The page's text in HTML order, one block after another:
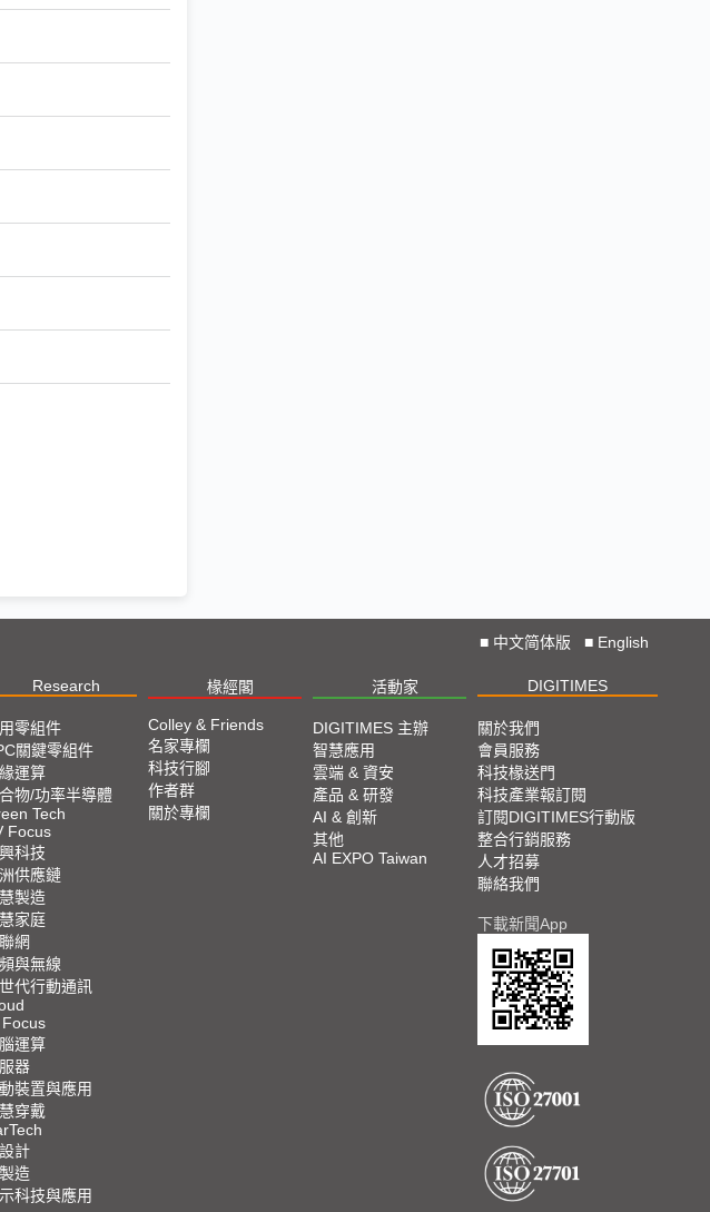
■ 中文简体版 ■ English
Research 椽經閣 活動家 DIGITIMES
零組件
關鍵零組件
運算
物/功率半導體
Tech
Focus
科技
供應鏈
製造
家庭
網
與無線
代行動通訊
運算
器
裝置與應用
穿戴
計
造
科技與應用
Colley & Friends
名家專欄
科技行腳
作者群
關於專欄
DIGITIMES 主辦
智慧應用
雲端 & 資安
產品 & 研發
AI & 創新
其他
AI EXPO Taiwan
關於我們
會員服務
科技椽送門
科技產業報訂閱
訂閱DIGITIMES行動版
整合行銷服務
人才招募
聯絡我們
下載新聞App